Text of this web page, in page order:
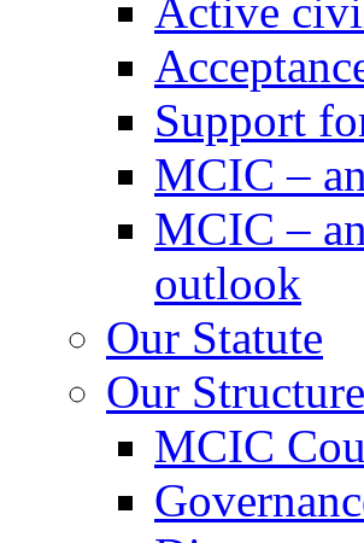
Active
Support
MCIC –
MCIC –
outlook
Our Statute
Our Structure
MCIC